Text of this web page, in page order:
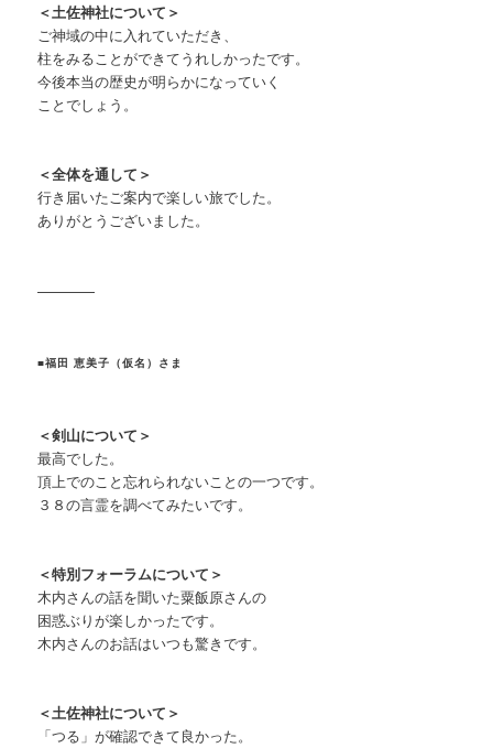
＜土佐神社について＞
ご神域の中に入れていただき、
柱をみることができてうれしかったです。
今後本当の歴史が明らかになっていく
ことでしょう。
＜全体を通して＞
行き届いたご案内で楽しい旅でした。
ありがとうございました。
————
■福田 恵美子（仮名）さま
＜剣山について＞
最高でした。
頂上でのこと忘れられないことの一つです。
３８の言霊を調べてみたいです。
＜特別フォーラムについて＞
木内さんの話を聞いた粟飯原さんの
困惑ぶりが楽しかったです。
木内さんのお話はいつも驚きです。
＜土佐神社について＞
「つる」が確認できて良かった。